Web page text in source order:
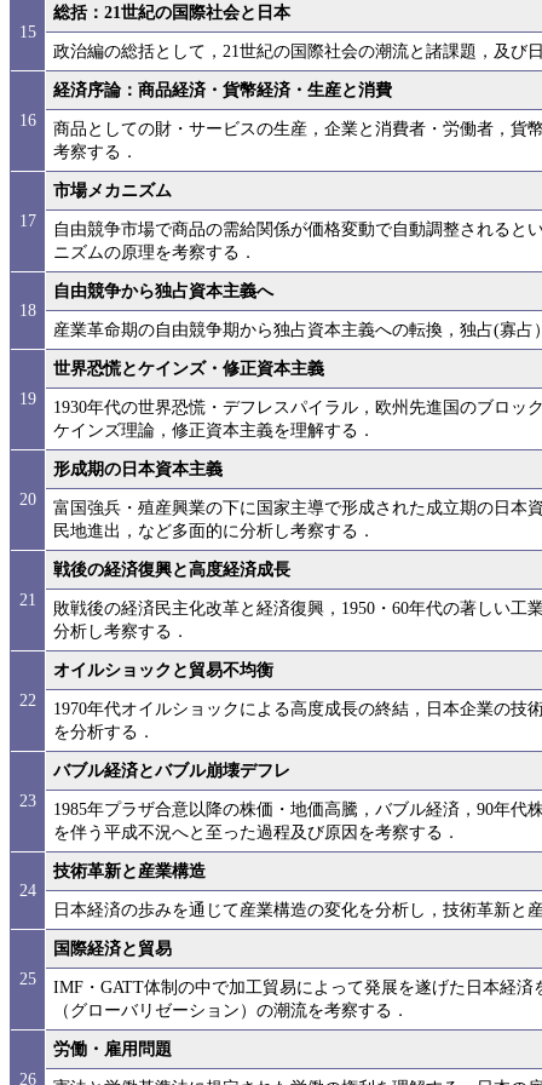
15
総括：21世紀の国際社会と日本
政治編の総括として，21世紀の国際社会の潮流と諸課題，及び
16
経済序論：商品経済・貨幣経済・生産と消費
商品としての財・サービスの生産，企業と消費者・労働者，貨
考察する．
17
市場メカニズム
自由競争市場で商品の需給関係が価格変動で自動調整されると
ニズムの原理を考察する．
18
自由競争から独占資本主義へ
産業革命期の自由競争期から独占資本主義への転換，独占(寡占
19
世界恐慌とケインズ・修正資本主義
1930年代の世界恐慌・デフレスパイラル，欧州先進国のブロ
ケインズ理論，修正資本主義を理解する．
20
形成期の日本資本主義
富国強兵・殖産興業の下に国家主導で形成された成立期の日本
民地進出，など多面的に分析し考察する．
21
戦後の経済復興と高度経済成長
敗戦後の経済民主化改革と経済復興，1950・60年代の著しい
分析し考察する．
22
オイルショックと貿易不均衡
1970年代オイルショックによる高度成長の終結，日本企業の技
を分析する．
23
バブル経済とバブル崩壊デフレ
1985年プラザ合意以降の株価・地価高騰，バブル経済，90年
を伴う平成不況へと至った過程及び原因を考察する．
24
技術革新と産業構造
日本経済の歩みを通じて産業構造の変化を分析し，技術革新と
25
国際経済と貿易
IMF・GATT体制の中で加工貿易によって発展を遂げた日本経
（グローバリゼーション）の潮流を考察する．
26
労働・雇用問題